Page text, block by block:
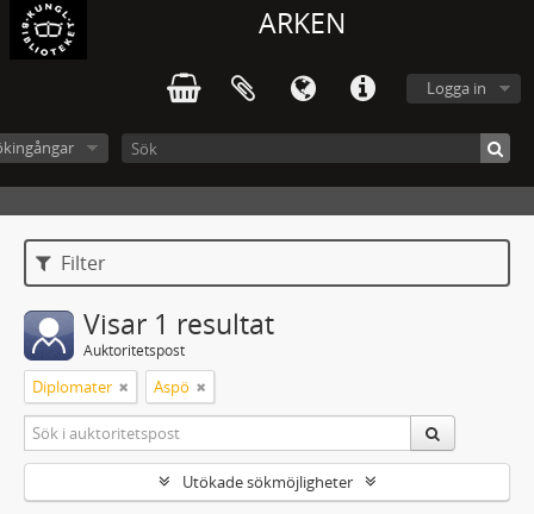
ARKEN
Logga in
Filter
Visar 1 resultat
Auktoritetspost
Diplomater Aspö
Utökade sökmöjligheter